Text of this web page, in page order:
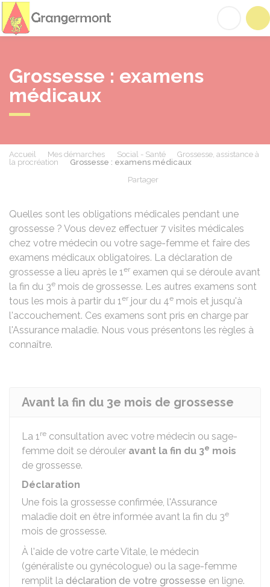
Grossesse : examens
médicaux
Accueil Mes démarches Social - Santé
Grossesse, assistance à
la procréation
Grossesse : examens médicaux
Partager
Quelles sont les obligations médicales pendant une
grossesse ? Vous devez effectuer 7 visites médicales
chez votre médecin ou votre sage-femme et faire des
examens médicaux obligatoires. La déclaration de
grossesse a lieu après le 1er examen qui se déroule avant
la fin du 3e mois de grossesse. Les autres examens sont
tous les mois à partir du 1er jour du 4e mois et jusqu'à
l'accouchement. Ces examens sont pris en charge par
l'Assurance maladie. Nous vous présentons les règles à
connaître.
Avant la fin du 3e mois de grossesse
La 1re consultation avec votre médecin ou sage-
femme doit se dérouler avant la fin du 3e mois
de grossesse.
Déclaration
Une fois la grossesse confirmée, l'Assurance
maladie doit en être informée avant la fin du 3e
mois de grossesse.
À l'aide de votre carte Vitale, le médecin
(généraliste ou gynécologue) ou la sage-femme
remplit la déclaration de votre grossesse en ligne.